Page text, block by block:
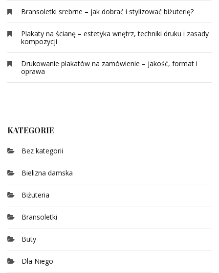
Bransoletki srebrne – jak dobrać i stylizować biżuterię?
Plakaty na ścianę – estetyka wnętrz, techniki druku i zasady
kompozycji
Drukowanie plakatów na zamówienie – jakość, format i
oprawa
KATEGORIE
Bez kategorii
Bielizna damska
Biżuteria
Bransoletki
Buty
Dla Niego